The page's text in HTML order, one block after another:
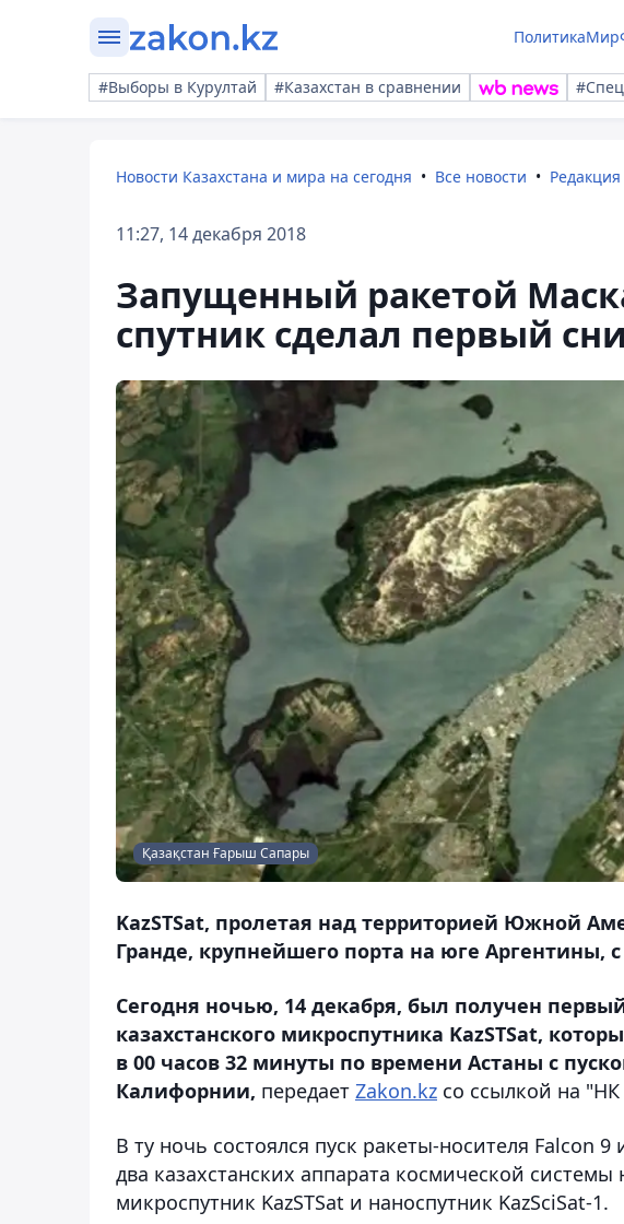
ПолитикаМир
#Выборы в Курултай #Казахстан в сравнении
Новости Казахстана и мира на сегодня Все новости
11:27, 14 декабря 2018
Запущенный ракетой
спутник сделал первый
Қазақстан Ғарыш Сапары
KazSTSat, пролетая над территорией Южной
Гранде, крупнейшего порта на юге Аргентины,
Сегодня ночью, 14 декабря, был получен
казахстанского микроспутника KazSTSat,
в 00 часов 32 минуты по времени Астаны с
Калифорнии, передает Zakon.kz со ссылкой на
В ту ночь состоялся пуск ракеты-носителя Falcon
два казахстанских аппарата космической
микроспутник KazSTSat и наноспутник KazSciSat-1.